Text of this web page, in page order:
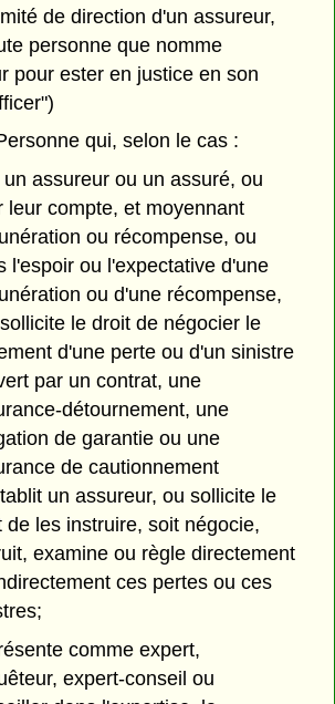
de direction d'un assureur,
personne que nomme
pour ester en justice en son
qui, selon le cas :
assureur ou un assuré, ou
leur compte, et moyennant
ou récompense, ou
l'espoir ou l'expectative d'une
ou d'une récompense,
le droit de négocier le
d'une perte ou d'un sinistre
par un contrat, une
détournement, une
de garantie ou une
de cautionnement
un assureur, ou sollicite le
de les instruire, soit négocie,
examine ou règle directement
ces pertes ou ces
comme expert,
expert-conseil ou